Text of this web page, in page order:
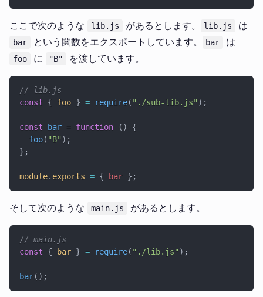
ここで次のような lib.js があるとします。 lib.js は
bar という関数をエクスポートしています。 bar は
foo に "B" を渡しています。
// lib.js
const { foo } = require( "./sub-lib.js" );
const bar = function () {
  foo
( "B" );
};
module. exports = { bar };
そして次のような main.js があるとします。
// main.js
const { bar } = require( "./lib.js" );
bar();